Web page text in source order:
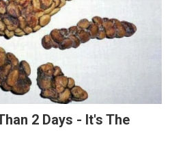
2 Days - It's The